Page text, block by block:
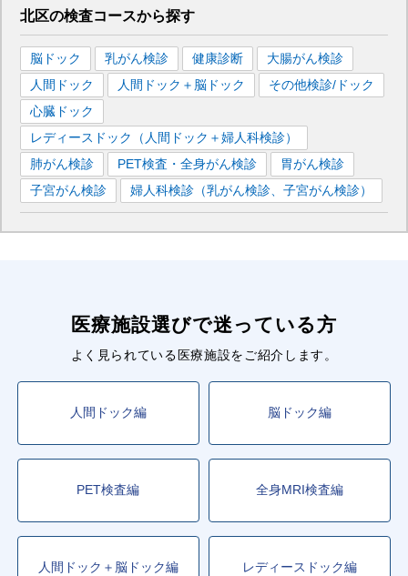
北区の検査コースから探す
脳ドック 乳がん検診 健康診断
大腸がん検診
人間ドック
人間ドック＋脳ドック
その他検診/ドック
心臓ドック
レディースドック（人間ドック＋婦人科検診）
肺がん検診
PET検査・全身がん検診
胃がん検診
子宮がん検診
婦人科検診（乳がん検診、子宮がん検診）
医療施設選びで迷っている方
よく見られている医療施設をご紹介します。
人間ドック編 脳ドック編
PET検査編 全身MRI検査編
人間ドック＋脳ドック編 レディースドック編